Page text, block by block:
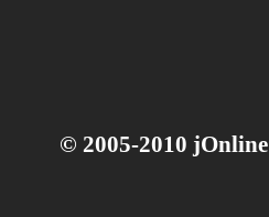
© 2005-2010